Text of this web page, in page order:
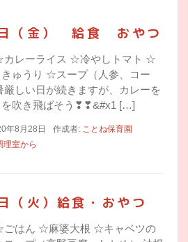
（金） 給食 おやつ
カレーライス ☆冷やしトマト ☆
ゅうり ☆スープ（人参、コー
しい日が続きますが、カレーを
を吹き飛ばそう❣❣&#x1 […]
年8月28日 作成者: ことね保育園
理室から
（火）給食・おやつ
ごはん ☆麻婆大根 ☆キャベツの